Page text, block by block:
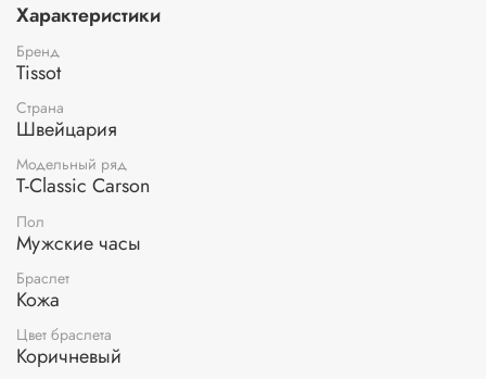
Характеристики
Бренд
Tissot
Страна
Швейцария
Модельный ряд
T-Classic Carson
Пол
Мужские часы
Браслет
Кожа
Цвет браслета
Коричневый